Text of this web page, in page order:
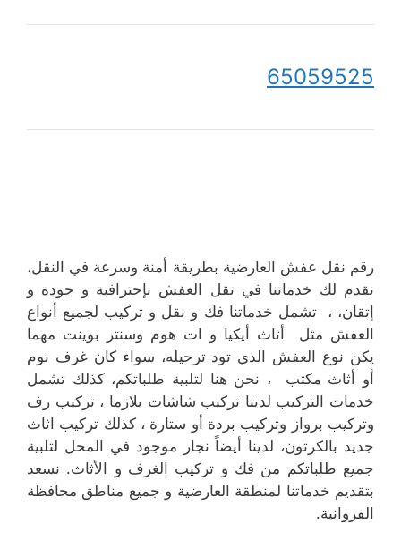
65059525
رقم نقل عفش العارضية بطريقة أمنة وسرعة في النقل،
نقدم لك خدماتنا في نقل العفش بإحترافية و جودة و
إتقان، ، تشمل خدماتنا فك و نقل و تركيب لجميع أنواع
العفش مثل أثاث أيكيا و ات هوم وسنتر بوينت مهما
يكن نوع العفش الذي تود ترحيله، سواء كان غرف نوم
أو أثاث مكتب ، نحن هنا لتلبية طلباتكم، كذلك تشمل
خدمات التركيب لدينا تركيب شاشات بلازما ، تركيب رف
وتركيب برواز وتركيب بردة أو ستارة ، كذلك تركيب اثاث
جديد بالكرتون، لدينا أيضاً نجار موجود في المحل لتلبية
جميع طلباتكم من فك و تركيب الغرف و الأثاث. نسعد
بتقديم خدماتنا لمنطقة العارضية و جميع مناطق محافظة
الفروانية.